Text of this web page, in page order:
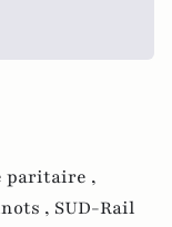
paritaire ,
, SUD-Rail